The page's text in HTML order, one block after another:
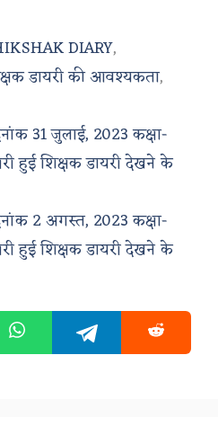
DIARY,
डायरी की आवश्यकता,
31 जुलाई, 2023 कक्षा-
हुई शिक्षक डायरी देखने के
2 अगस्त, 2023 कक्षा-
हुई शिक्षक डायरी देखने के